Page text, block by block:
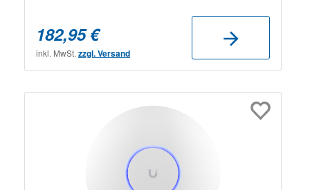
182,95 €
inkl. MwSt. zzgl. Versand